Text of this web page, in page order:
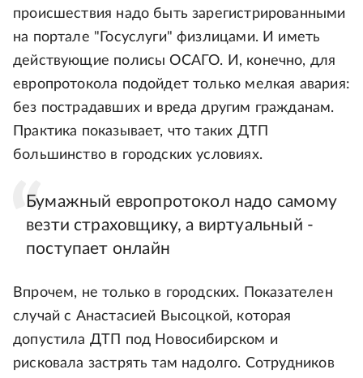
происшествия надо быть зарегистрированными
на портале "Госуслуги" физлицами. И иметь
действующие полисы ОСАГО. И, конечно, для
европротокола подойдет только мелкая авария:
без пострадавших и вреда другим гражданам.
Практика показывает, что таких ДТП
большинство в городских условиях.
Бумажный европротокол надо самому
везти страховщику, а виртуальный -
поступает онлайн
Впрочем, не только в городских. Показателен
случай с Анастасией Высоцкой, которая
допустила ДТП под Новосибирском и
рисковала застрять там надолго. Сотрудников